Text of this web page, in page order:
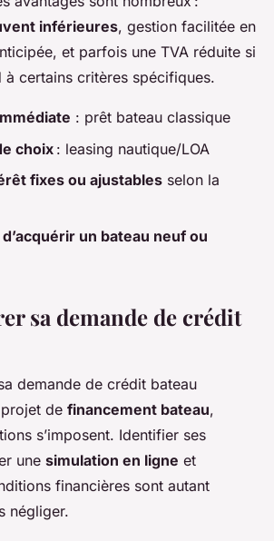
inférieures, gestion facilitée en
et parfois une TVA réduite si
à certains critères spécifiques.
: prêt bateau classique
choix : leasing nautique/LOA
fixes ou ajustables selon la
un bateau neuf ou
sa demande de crédit
de financement bateau,
s’imposent. Identifier ses
une simulation en ligne et
financières sont autant
négliger.